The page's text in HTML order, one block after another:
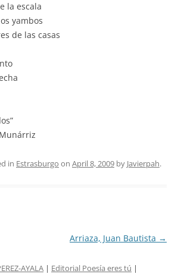
la escala
yambos
de las casas
in Estrasburgo on April 8, 2009 by Javierpah.
Arriaza, Juan Bautista →
AYALA | Editorial Poesía eres tú |